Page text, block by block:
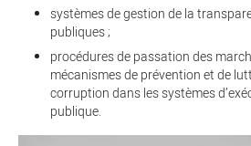
systèmes de gestion de la
publiques ;
procédures de passation des
mécanismes de prévention et de
corruption dans les systèmes
publique.